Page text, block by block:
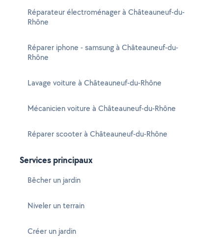
Réparateur électroménager à Châteauneuf-du-
Rhône
Réparer iphone - samsung à Châteauneuf-du-
Rhône
Lavage voiture à Châteauneuf-du-Rhône
Mécanicien voiture à Châteauneuf-du-Rhône
Réparer scooter à Châteauneuf-du-Rhône
Services principaux
Bêcher un jardin
Niveler un terrain
Créer un jardin